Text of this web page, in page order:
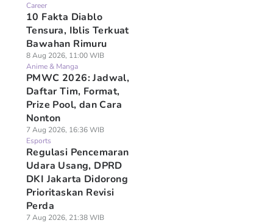
Career
10 Fakta Diablo
Tensura, Iblis Terkuat
Bawahan Rimuru
8 Aug 2026, 11:00 WIB
Anime & Manga
PMWC 2026: Jadwal,
Daftar Tim, Format,
Prize Pool, dan Cara
Nonton
7 Aug 2026, 16:36 WIB
Esports
Regulasi Pencemaran
Udara Usang, DPRD
DKI Jakarta Didorong
Prioritaskan Revisi
Perda
7 Aug 2026, 21:38 WIB